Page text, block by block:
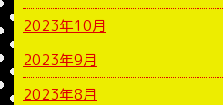
2023年10月
2023年9月
2023年8月